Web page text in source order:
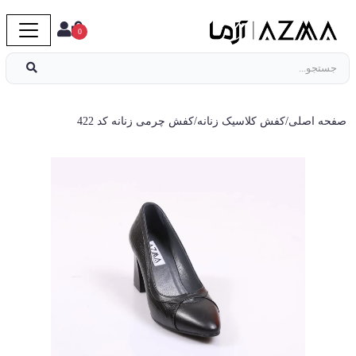
0
صفحه اصلی/کفش کلاسیک زنانه/کفش چرمی زنانه کد 422